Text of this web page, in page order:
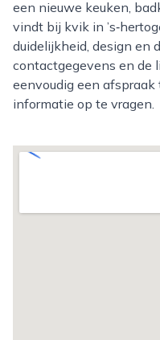
een nieuwe keuken,
vindt bij kvik in
duidelijkheid, design en
contactgegevens en de
eenvoudig een
informatie op te vragen.